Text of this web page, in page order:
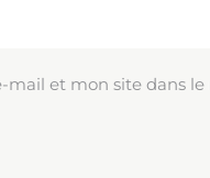
mail et mon site dans